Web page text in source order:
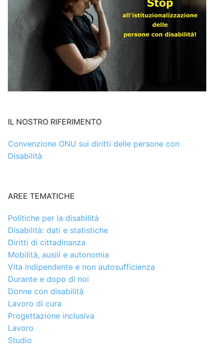
IL NOSTRO RIFERIMENTO
Convenzione ONU sui diritti delle persone con
Disabilità
AREE TEMATICHE
Politiche per la disabilità
Disabilità: dati e statistiche
Diritti di cittadinanza
Mobilità, ausili e autonomia
Vita indipendente e non autosufficienza
Durante e dopo di noi
Donne con disabilità
Lavoro di cura
Progettazione inclusiva
Lavoro
Studio